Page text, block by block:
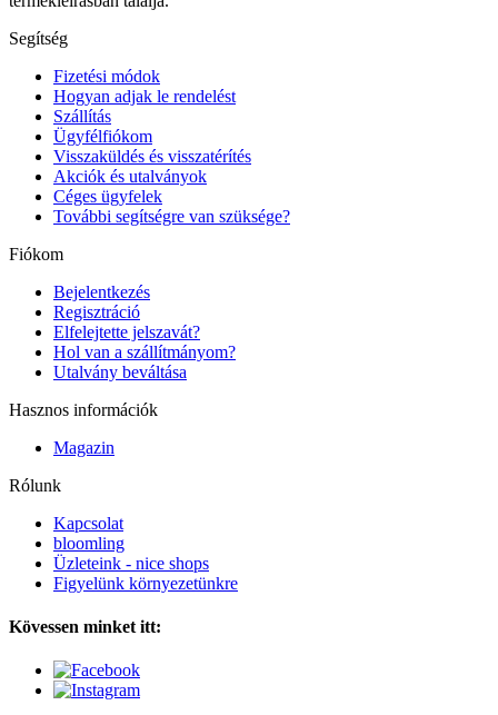
Segítség
Fizetési módok
Hogyan adjak le rendelést
Szállítás
Ügyfélfiókom
Visszaküldés és visszatérítés
Akciók és utalványok
Céges ügyfelek
További segítségre van szüksége?
Fiókom
Bejelentkezés
Regisztráció
Elfelejtette jelszavát?
Hol van a szállítmányom?
Utalvány beváltása
Hasznos információk
Magazin
Rólunk
Kapcsolat
bloomling
Üzleteink - nice shops
Figyelünk környezetünkre
Kövessen minket itt: